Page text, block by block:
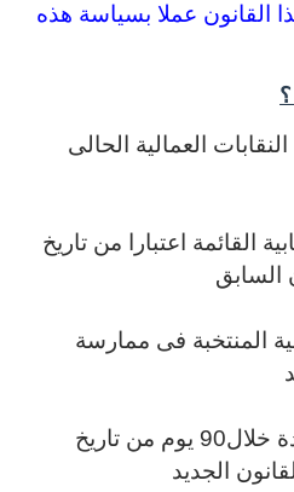
هذا القانون عملا بسياسة هذه
العمالية الحالى
القائمة اعتبارا من تاريخ
السابق
المنتخبة فى ممارسة
* يتم اجراء انتخابات جديدة خلال90 يوم من تاريخ
الجديد